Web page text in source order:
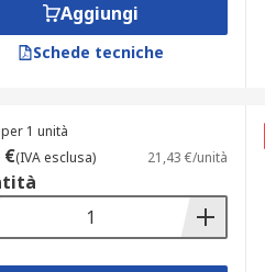
Aggiungi
Schede tecniche
1 unità
€(IVA esclusa) 21,43 €/unità